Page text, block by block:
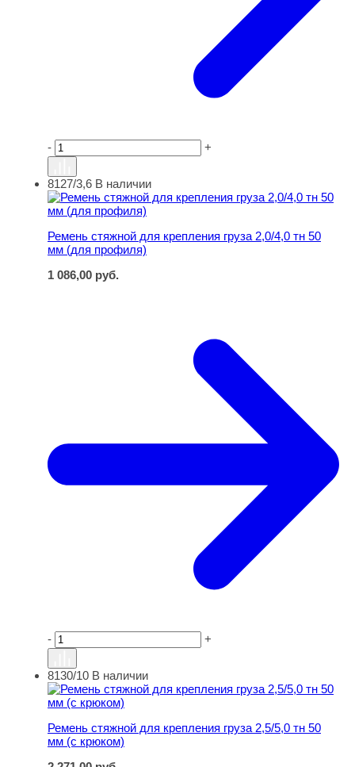
- +
Ремень стяжной для крепления груза 2,0/4,0 тн 50 мм
8127/3,6 В наличии
Ремень стяжной для крепления груза 2,0/4,0 тн 50
мм (для профиля)
1 086,00 руб.
- +
Ремень стяжной для крепления груза 2,5/5,0 тн 50 мм
8130/10 В наличии
Ремень стяжной для крепления груза 2,5/5,0 тн 50
мм (с крюком)